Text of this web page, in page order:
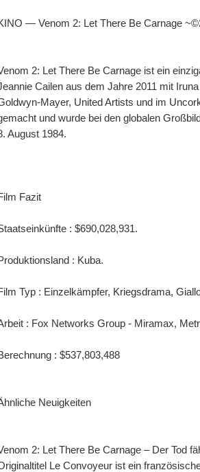
— Venom 2: Let There Be Carnage
2: Let There Be Carnage ist ein
Cailen aus dem Jahre 2011 mit
Mayer, United Artists und im
und wurde bei den globalen
August 1984.
Fazit
: $690,028,931.
: Kuba.
Typ : Einzelkämpfer, Kriegsdrama,
: Fox Networks Group - Miramax,
: $537,803,488
Neuigkeiten
2: Let There Be Carnage – Der Tod
Le Convoyeur ist ein